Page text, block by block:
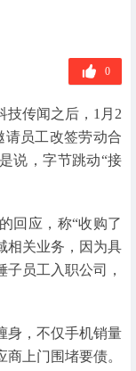
0
技传闻之后，1月2
请员工改签劳动合
说，字节跳动“接
回应，称“收购了
相关业务，因为具
员工入职公司，
身，不仅手机销量
上门围堵要债。